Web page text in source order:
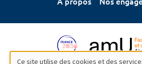
Ce site utilise des cookies et des